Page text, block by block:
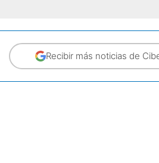
Recibir más noticias de